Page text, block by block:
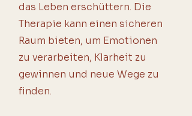
das Leben erschüttern. Die
Therapie kann einen sicheren
Raum bieten, um Emotionen
zu verarbeiten, Klarheit zu
gewinnen und neue Wege zu
finden.